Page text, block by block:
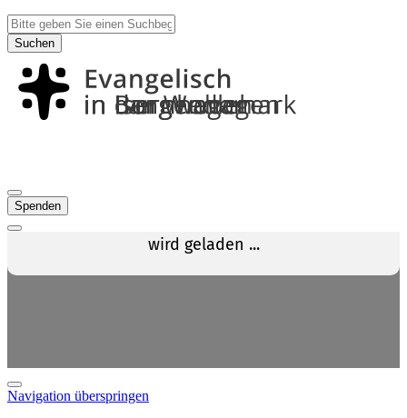
Suchen
Spenden
Navigation überspringen